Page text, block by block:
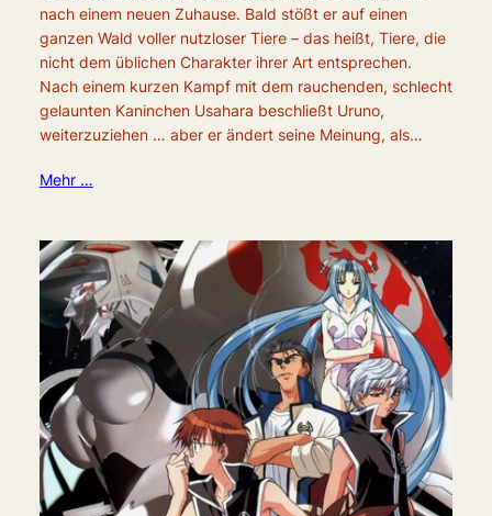
nach einem neuen Zuhause. Bald stößt er auf einen
ganzen Wald voller nutzloser Tiere – das heißt, Tiere, die
nicht dem üblichen Charakter ihrer Art entsprechen.
Nach einem kurzen Kampf mit dem rauchenden, schlecht
gelaunten Kaninchen Usahara beschließt Uruno,
weiterzuziehen … aber er ändert seine Meinung, als…
Mehr …